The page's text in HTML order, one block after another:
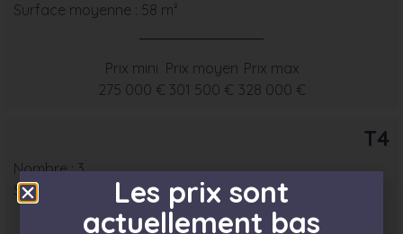
Surface moyenne : 58 m²
Prix mini
275 000 €
Prix moyen
301 500 €
Prix max
328 000 €
T4
Nombre : 3
Surface moyenne : 70 m²Les prix sont
actuellement bas